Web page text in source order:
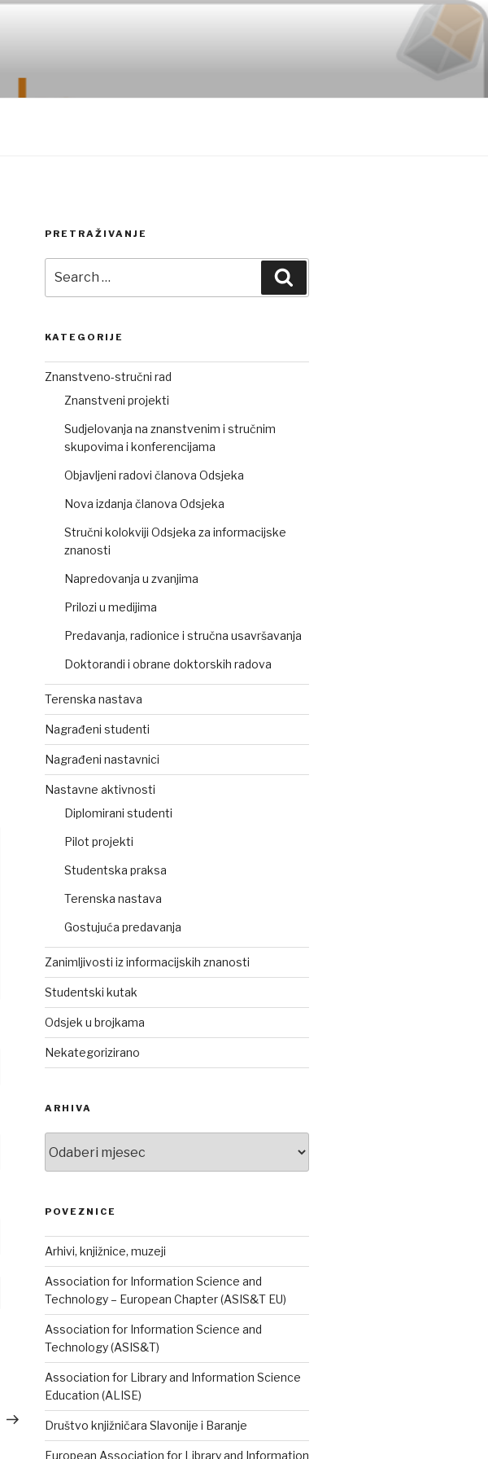
Post
PRETRAŽIVANJE
for:
KATEGORIJE
Znanstveno-stručni rad
Znanstveni projekti
Sudjelovanja na znanstvenim i stručnim
skupovima i konferencijama
Objavljeni radovi članova Odsjeka
Nova izdanja članova Odsjeka
Stručni kolokviji Odsjeka za informacijske
znanosti
Napredovanja u zvanjima
Prilozi u medijima
Predavanja, radionice i stručna usavršavanja
Doktorandi i obrane doktorskih radova
Terenska nastava
Nagrađeni studenti
Nagrađeni nastavnici
Nastavne aktivnosti
Diplomirani studenti
Pilot projekti
Studentska praksa
Terenska nastava
Gostujuća predavanja
Zanimljivosti iz informacijskih znanosti
Studentski kutak
Odsjek u brojkama
Nekategorizirano
ARHIVA
POVEZNICE
Arhivi, knjižnice, muzeji
Association for Information Science and
Technology – European Chapter (ASIS&T EU)
Association for Information Science and
Technology (ASIS&T)
Association for Library and Information Science
Education (ALISE)
Društvo knjižničara Slavonije i Baranje
European Association for Library and Information